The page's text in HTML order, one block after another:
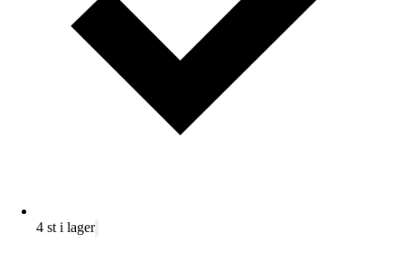
4 st i lager